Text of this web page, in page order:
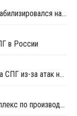
Резкий рост мировых цен на полимеры стабилизировался на уровнях 2022 года
в России
Катар заявил о приостановке производства СПГ из-за атак на свои объекты
В ХMAO к 2029 году могут построить комплекс по производству СПГ